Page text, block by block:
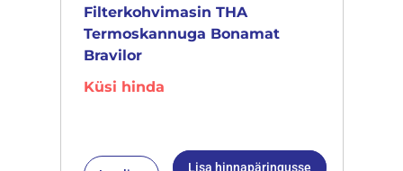
Filterkohvimasin THA
Termoskannuga Bonamat
Bravilor
Küsi hinda
Lisa hinnapäringusse